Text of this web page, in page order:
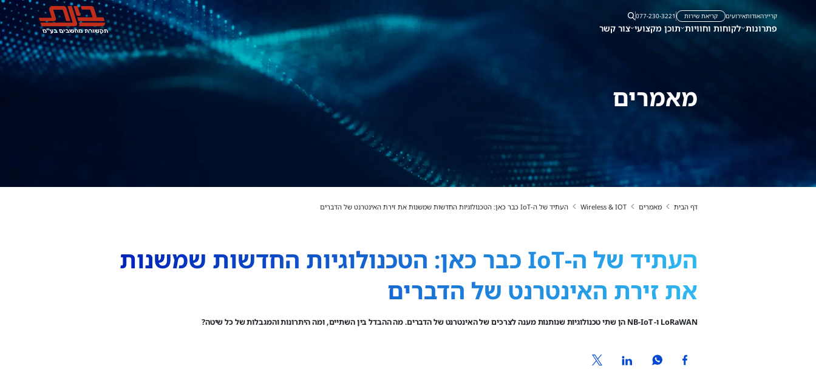
קריירהאודותאירועים קריאת שירות 077-230-3221
פתרונות לקוחות וחוויות תוכן מקצועי צור קשר
מאמרים
דף הבית מאמרים Wireless & IOT העתיד של ה-IoT כבר כאן: הטכנולוגיות החדשות שמשנות את זירת האינטרנט של הדברים
העתיד של ה-IoT כבר כאן: הטכנולוגיות החדשות שמשנות
את זירת האינטרנט של הדברים
LoRaWAN ו- NB-IoT הן שתי טכנולוגיות שנותנות מענה לצרכים של האינטרנט של הדברים. מה ההבדל בין השתיים, ומה היתרונות והמגבלות של כל שיטה?